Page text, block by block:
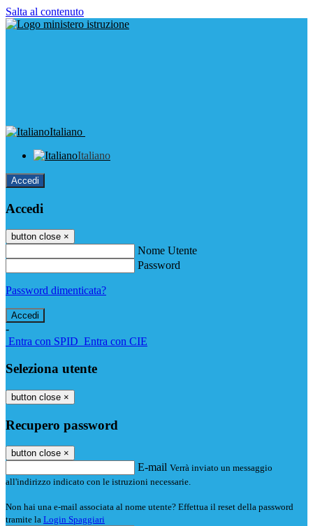
Salta al contenuto
Italiano
Italiano
Accedi
Accedi
button close ×
Nome Utente
Password
Password dimenticata?
-
Entra con SPID Entra con CIE
Seleziona utente
button close ×
Recupero password
button close ×
E-mail Verrà inviato un messaggio
all'indirizzo indicato con le istruzioni necessarie.
Non hai una e-mail associata al nome utente? Effettua il reset della password
tramite la Login Spaggiari